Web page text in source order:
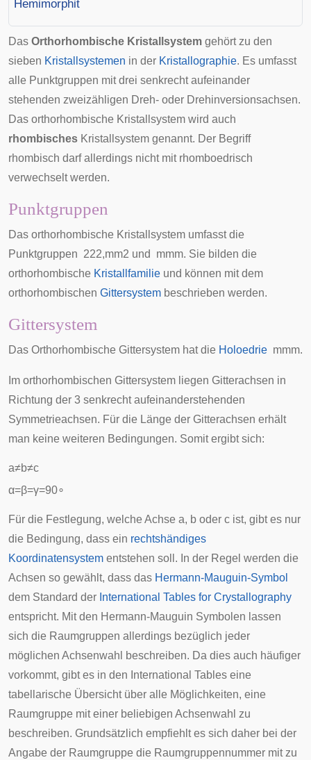
Hemimorphit
Das Orthorhombische Kristallsystem gehört zu den
sieben Kristallsystemen in der Kristallographie. Es umfasst
alle Punktgruppen mit drei senkrecht aufeinander
stehenden zweizähligen Dreh- oder Drehinversionsachsen.
Das orthorhombische Kristallsystem wird auch
rhombisches Kristallsystem genannt. Der Begriff
rhombisch darf allerdings nicht mit rhomboedrisch
verwechselt werden.
Punktgruppen
Das orthorhombische Kristallsystem umfasst die
Punktgruppen 222,mm2 und mmm. Sie bilden die
orthorhombische Kristallfamilie und können mit dem
orthorhombischen Gittersystem beschrieben werden.
Gittersystem
Das Orthorhombische Gittersystem hat die Holoedrie mmm.
Im orthorhombischen Gittersystem liegen Gitterachsen in
Richtung der 3 senkrecht aufeinanderstehenden
Symmetrieachsen. Für die Länge der Gitterachsen erhält
man keine weiteren Bedingungen. Somit ergibt sich:
a≠b≠c
α=β=γ=90∘
Für die Festlegung, welche Achse a, b oder c ist, gibt es nur
die Bedingung, dass ein rechtshändiges
Koordinatensystem entstehen soll. In der Regel werden die
Achsen so gewählt, dass das Hermann-Mauguin-Symbol
dem Standard der International Tables for Crystallography
entspricht. Mit den Hermann-Mauguin Symbolen lassen
sich die Raumgruppen allerdings bezüglich jeder
möglichen Achsenwahl beschreiben. Da dies auch häufiger
vorkommt, gibt es in den International Tables eine
tabellarische Übersicht über alle Möglichkeiten, eine
Raumgruppe mit einer beliebigen Achsenwahl zu
beschreiben. Grundsätzlich empfiehlt es sich daher bei der
Angabe der Raumgruppe die Raumgruppennummer mit zu